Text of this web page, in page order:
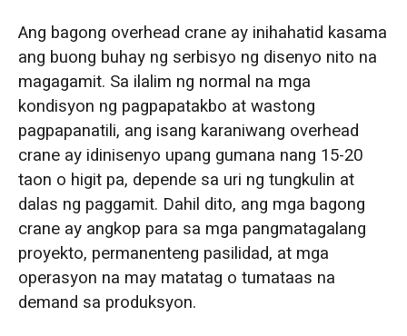
Ang bagong overhead crane ay inihahatid kasama
ang buong buhay ng serbisyo ng disenyo nito na
magagamit. Sa ilalim ng normal na mga
kondisyon ng pagpapatakbo at wastong
pagpapanatili, ang isang karaniwang overhead
crane ay idinisenyo upang gumana nang 15-20
taon o higit pa, depende sa uri ng tungkulin at
dalas ng paggamit. Dahil dito, ang mga bagong
crane ay angkop para sa mga pangmatagalang
proyekto, permanenteng pasilidad, at mga
operasyon na may matatag o tumataas na
demand sa produksyon.